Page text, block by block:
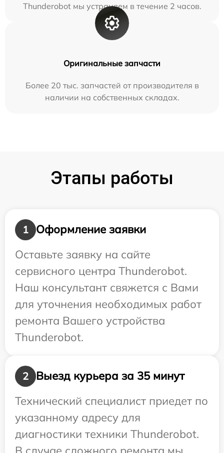
Thunderobot мы устраняем в течение 2 часов.
Оригинальные запчасти
Более 20 тыс. запчастей от производителя в
наличии на собственных складах.
Этапы работы
1
Оформление заявки
Оставьте заявку на сайте
сервисного центра Thunderobot.
Наш консультант свяжется с Вами
для уточнения необходимых работ
ремонта Вашего устройства
Thunderobot.
2
Выезд курьера за 35 минут
Технический специалист приедет по
указанному адресу для
диагностики техники Thunderobot.